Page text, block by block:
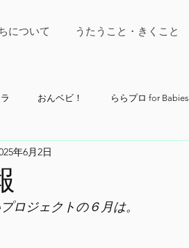
について うたうこと・きくこと
おんベビ！ ららプロ for Babies
年6月2日
ロジェクトの６月は。